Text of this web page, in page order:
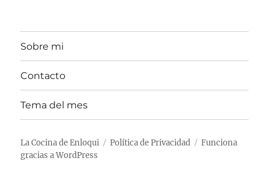
Sobre mi
Contacto
Tema del mes
La Cocina de Enloqui Política de Privacidad
Funciona
gracias a WordPress